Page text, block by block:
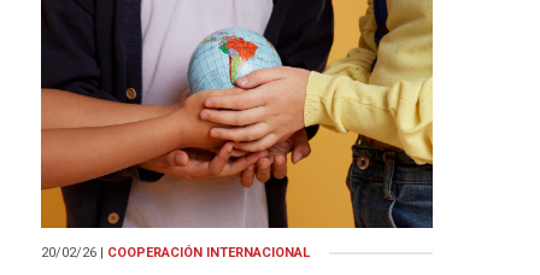
20/02/26 | COOPERACIÓN INTERNACIONAL